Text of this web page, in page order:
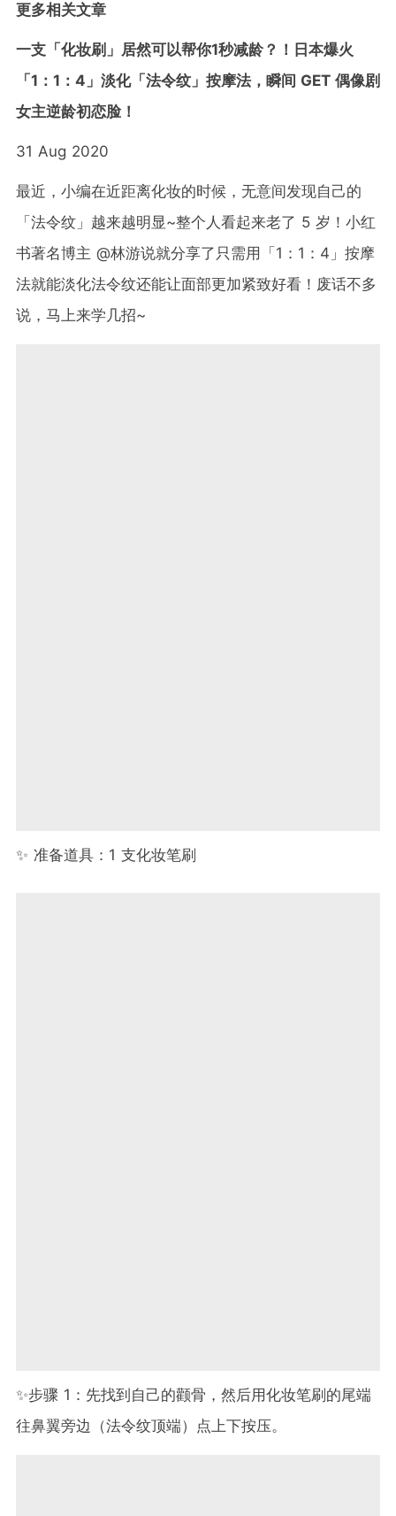
更多相关文章
一支「化妆刷」居然可以帮你1秒减龄？！日本爆火
「1：1：4」淡化「法令纹」按摩法，瞬间 GET 偶像剧
女主逆龄初恋脸！
31 Aug 2020
最近，小编在近距离化妆的时候，无意间发现自己的
「法令纹」越来越明显~整个人看起来老了 5 岁！小红
书著名博主 @林游说就分享了只需用「1：1：4」按摩
法就能淡化法令纹还能让面部更加紧致好看！废话不多
说，马上来学几招~
✨ 准备道具：1 支化妆笔刷
✨步骤 1：先找到自己的颧骨，然后用化妆笔刷的尾端
往鼻翼旁边（法令纹顶端）点上下按压。